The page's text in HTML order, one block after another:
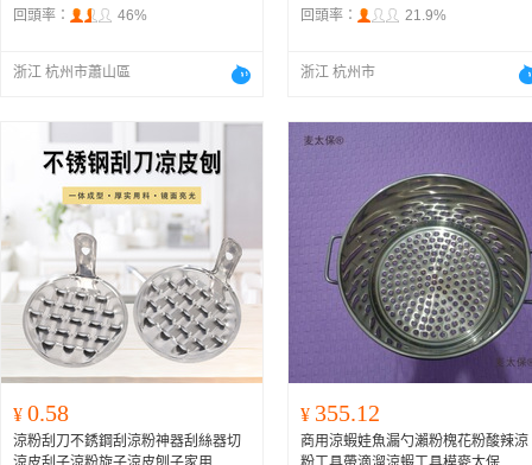
回頭率：
46%
浙江 杭州市蕭山區
回頭率：
21.9%
浙江 杭州市
¥ 0.58
涼粉刮刀不銹鋼刮涼粉神器刮絲器切
¥ 355.12
商用涼蝦娃魚漏勺瀨粉槐花粉酸辣涼